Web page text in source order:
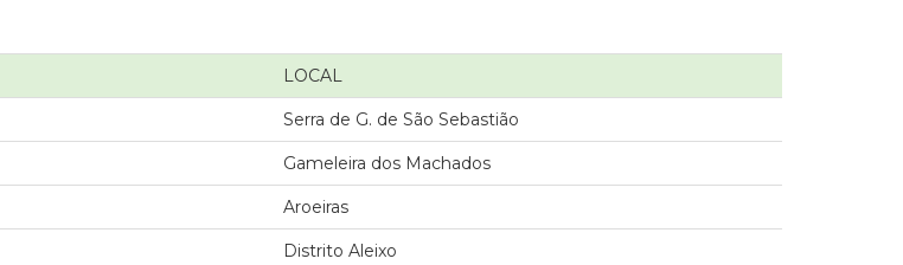
LOCAL
Serra de G. de São Sebastião
Gameleira dos Machados
Aroeiras
Distrito Aleixo